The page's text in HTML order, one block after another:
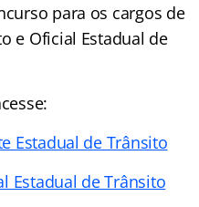
para os cargos de
e Oficial Estadual de
Estadual de Trânsito
Estadual de Trânsito